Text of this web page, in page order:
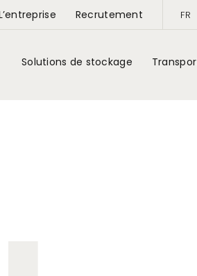
Recrutement FR
Solutions de stockage